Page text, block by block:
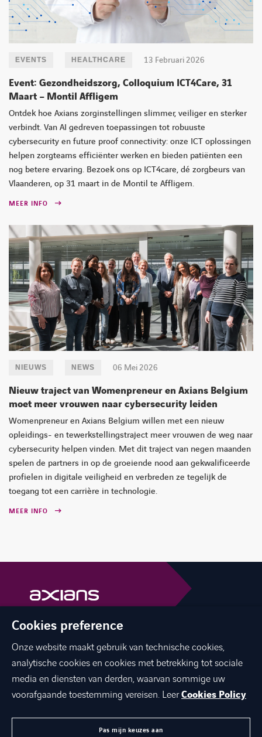
13 Februari 2026
EVENTS HEALTHCARE
Event: Gezondheidszorg, Colloquium ICT4Care, 31
Maart – Montil Affligem
Ontdek hoe Axians zorginstellingen slimmer, veiliger en sterker
verbindt. Van AI gedreven toepassingen tot robuuste
cybersecurity en future proof connectivity: onze ICT oplossingen
helpen zorgteams efficiënter werken en bieden patiënten een
nog betere ervaring. Bezoek ons op ICT4care, dé zorgbeurs van
Vlaanderen, op 31 maart in de Montil te Affligem.
MEER INFO
06 Mei 2026
NIEUWS NEWS
Nieuw traject van Womenpreneur en Axians Belgium
moet meer vrouwen naar cybersecurity leiden
Womenpreneur en Axians Belgium willen met een nieuw
opleidings- en tewerkstellingstraject meer vrouwen de weg naar
cybersecurity helpen vinden. Met dit traject van negen maanden
spelen de partners in op de groeiende nood aan gekwalificeerde
profielen in digitale veiligheid en verbreden ze tegelijk de
toegang tot een carrière in technologie.
MEER INFO
facebooklinkedinyoutube
OVER ONS
JOBS
Cookies preference
Onze website maakt gebruik van technische cookies,
analytische cookies en cookies met betrekking tot sociale
media en diensten van derden, waarvan sommige uw
voorafgaande toestemming vereisen. LeerCookies Policy
Pas mijn keuzes aan